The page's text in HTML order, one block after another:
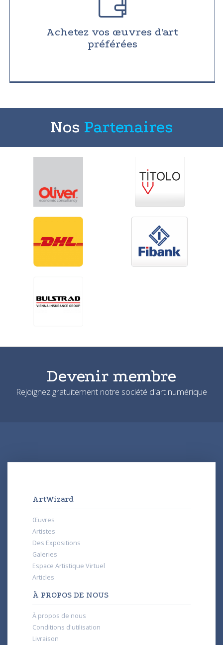
Achetez vos œuvres d'art
préférées
Nos Partenaires
Devenir membre
Rejoignez gratuitement notre société d'art numérique
ArtWizard
Œuvres
Artistes
Des Expositions
Galeries
Espace Artistique Virtuel
Articles
À PROPOS DE NOUS
À propos de nous
Conditions d'utilisation
Livraison